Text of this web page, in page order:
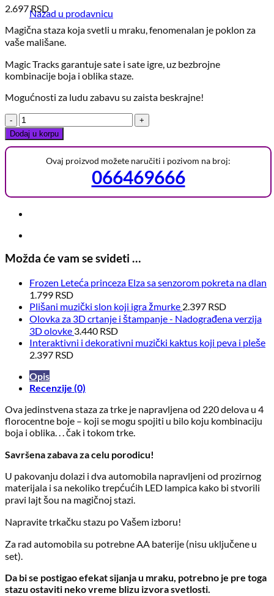
Nazad u prodavnicu
2.697RSD
Magična staza koja svetli u mraku, fenomenalan je poklon za
vaše mališane.
Magic Tracks garantuje sate i sate igre, uz bezbrojne
kombinacije boja i oblika staze.
Mogućnosti za ludu zabavu su zaista beskrajne!
Glow
Tracks
2u1
Magična
sa
dva
količina
Dodaj u korpu
Ovaj proizvod možete naručiti i pozivom na broj:
066469666
Možda će vam se svideti …
Frozen Leteća princeza Elza sa senzorom pokreta na dlan
1.799 RSD
Plišani muzički slon koji igra žmurke 2.397 RSD
Olovka za 3D crtanje i štampanje - Nadograđena verzija
3D olovke 3.440 RSD
Interaktivni i dekorativni muzički kaktus koji peva i pleše
2.397 RSD
Opis
Recenzije (0)
Ova jedinstvena staza za trke je napravljena od 220 delova u 4
florocentne boje – koji se mogu spojiti u bilo koju kombinaciju
boja i oblika. . . čak i tokom trke.
Savršena zabava za celu porodicu!
U pakovanju dolazi i dva automobila napravljeni od prozirnog
materijala i sa nekoliko trepćućih LED lampica kako bi stvorili
pravi lajt šou na magičnoj stazi.
Napravite trkačku stazu po Vašem izboru!
Za rad automobila su potrebne AA baterije (nisu uključene u
set).
Da bi se postigao efekat sijanja u mraku, potrebno je pre toga
stazu ostaviti neko vreme blizu izvora svetlosti.